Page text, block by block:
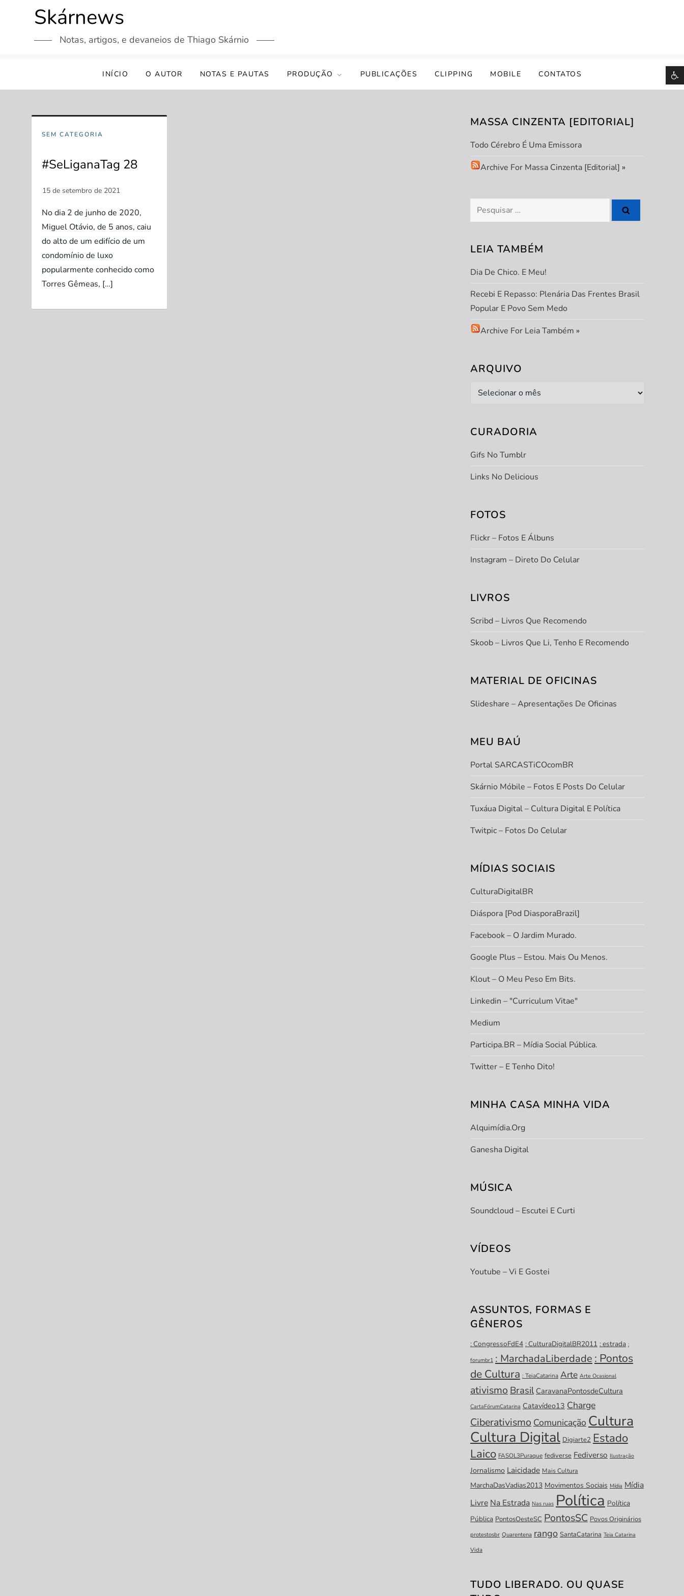
Skárnews
Notas, artigos, e devaneios de Thiago Skárnio
INÍCIO O AUTOR NOTAS E PAUTAS PRODUÇÃO PUBLICAÇÕES CLIPPING MOBILE CONTATOS
SEM CATEGORIA
#SeLiganaTag 28
No dia 2 de junho de 2020,
Miguel Otávio, de 5 anos, caiu
do alto de um edifício de um
condomínio de luxo
popularmente conhecido como
Torres Gêmeas, […]
MASSA CINZENTA [EDITORIAL]
Todo Cérebro É Uma Emissora
Archive For Massa Cinzenta [Editorial] »
Pesquisar
por:
LEIA TAMBÉM
Dia De Chico. E Meu!
Recebi E Repasso: Plenária Das Frentes Brasil
Popular E Povo Sem Medo
Archive For Leia Também »
ARQUIVO
Arquivo
CURADORIA
Gifs No Tumblr
Links No Delicious
FOTOS
Flickr – Fotos E Álbuns
Instagram – Direto Do Celular
LIVROS
Scribd – Livros Que Recomendo
Skoob – Livros Que Li, Tenho E Recomendo
MATERIAL DE OFICINAS
Slideshare – Apresentações De Oficinas
MEU BAÚ
Portal SARCASTiCOcomBR
Skárnio Móbile – Fotos E Posts Do Celular
Tuxáua Digital – Cultura Digital E Política
Twitpic – Fotos Do Celular
MÍDIAS SOCIAIS
CulturaDigitalBR
Diáspora [Pod DiasporaBrazil]
Facebook – O Jardim Murado.
Google Plus – Estou. Mais Ou Menos.
Klout – O Meu Peso Em Bits.
Linkedin – "Curriculum Vitae"
Medium
Participa.BR – Mídia Social Pública.
Twitter – E Tenho Dito!
MINHA CASA MINHA VIDA
Alquimídia.org
Ganesha Digital
MÚSICA
Soundcloud – Escutei E Curti
VÍDEOS
Youtube – Vi E Gostei
ASSUNTOS, FORMAS E
GÊNEROS
: CongressoFdE4 : CulturaDigitalBR2011 : estrada :
forumbr1 : MarchadaLiberdade : Pontos
de Cultura : TeiaCatarina Arte Arte Ocasional
ativismo Brasil CaravanaPontosdeCultura
CartaFórumCatarina Catavídeo13 Charge
Ciberativismo Comunicação Cultura
Cultura Digital Digiarte2 Estado
Laico FASOL3Puraque fediverse Fediverso Ilustração
Jornalismo Laicidade Mais Cultura
MarchaDasVadias2013 Movimentos Sociais Mídia Mídia
Livre Na Estrada Nas ruas Política Política
Pública PontosOesteSC PontosSC Povos Originários
protestosbr Quarentena rango SantaCatarina Teia Catarina
Vida
TUDO LIBERADO. OU QUASE